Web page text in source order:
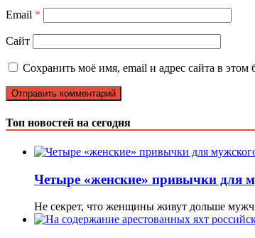
Email *
Сайт
Сохранить моё имя, email и адрес сайта в
Топ новостей на сегодня
Четыре «женские» привычки для
Не секрет, что женщины живут дольше